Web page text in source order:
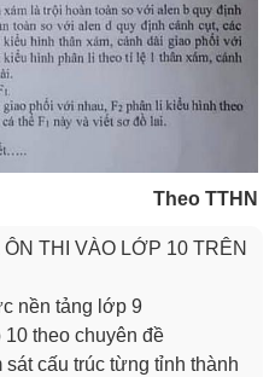
Theo TTHN
THI VÀO LỚP 10 TRÊN
nền tảng lớp 9
theo chuyên đề
cấu trúc từng tỉnh thành